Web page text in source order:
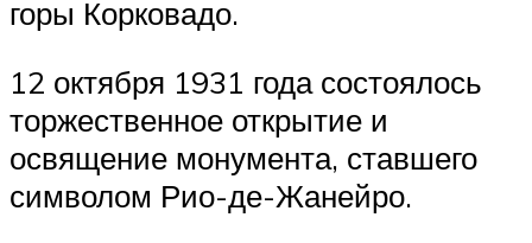
горы Корковадо.
12 октября 1931 года состоялось
торжественное открытие и
освящение монумента, ставшего
символом Рио-де-Жанейро.